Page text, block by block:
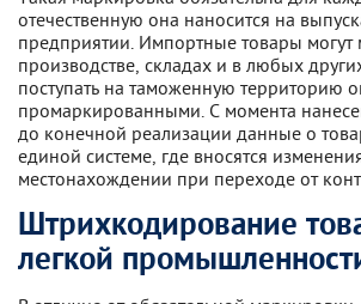
отечественную она наносится на
предприятии. Импортные товары могут
производстве, складах и в любых
поступать на таможенную территорию
промаркированными. С момента
до конечной реализации данные о
единой системе, где вносятся
местонахождении при переходе от
Штрихкодирование
легкой